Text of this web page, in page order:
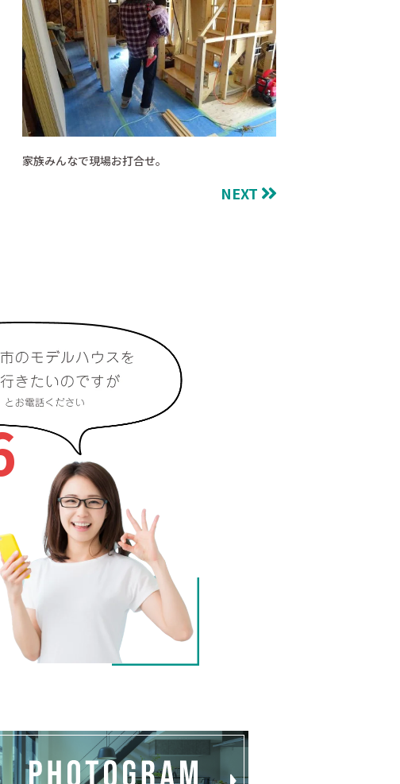
NEXT
家族みんなで現場お打合せ。